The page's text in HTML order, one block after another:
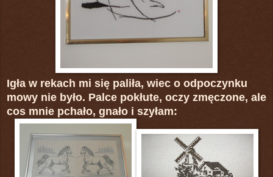
Igła w rekach mi się paliła, wiec o odpoczynku
mowy nie było. Palce pokłute, oczy zmęczone, ale
cos mnie pchało, gnało i szyłam: